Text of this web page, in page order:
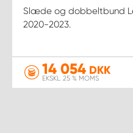
Slæde og dobbeltbund
2020-2023.
14 054 DKK
EKSKL. 25 % MOMS